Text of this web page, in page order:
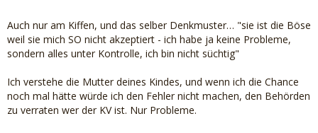
Auch nur am Kiffen, und das selber Denkmuster… "sie ist die Böse
weil sie mich SO nicht akzeptiert - ich habe ja keine Probleme,
sondern alles unter Kontrolle, ich bin nicht süchtig"
Ich verstehe die Mutter deines Kindes, und wenn ich die Chance
noch mal hätte würde ich den Fehler nicht machen, den Behörden
zu verraten wer der KV ist. Nur Probleme.